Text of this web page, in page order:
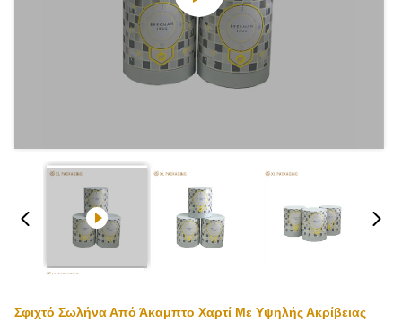
Σφιχτό Σωλήνα Από Άκαμπτο Χαρτί Με Υψηλής Ακρίβειας